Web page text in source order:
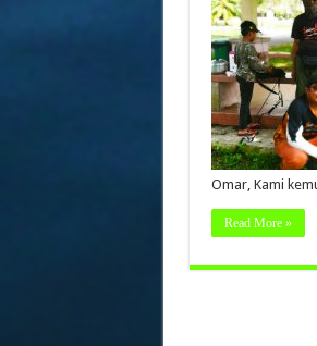
Omar, Kami
Read More »